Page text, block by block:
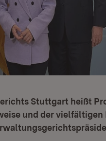
Stuttgart heißt
und der vielfältigen